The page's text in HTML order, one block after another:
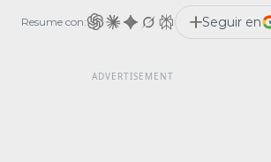
criminales se vuelven cada vez
codiciosos y ahora no solo
ocultando propiedades de
Resume con: Seguir en